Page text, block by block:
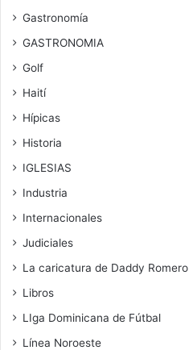
Gastronomía
GASTRONOMIA
Golf
Haití
Hípicas
Historia
IGLESIAS
Industria
Internacionales
Judiciales
La caricatura de Daddy Romero
Libros
LIga Dominicana de Fútbal
Línea Noroeste